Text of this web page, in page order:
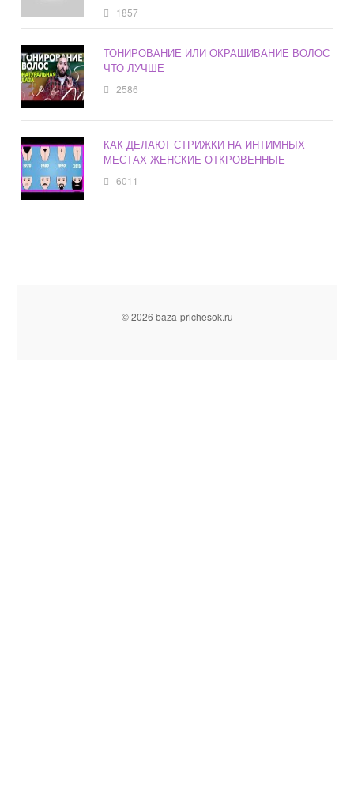
1857
ТОНИРОВАНИЕ ИЛИ ОКРАШИВАНИЕ ВОЛОС
ЧТО ЛУЧШЕ
2586
КАК ДЕЛАЮТ СТРИЖКИ НА ИНТИМНЫХ
МЕСТАХ ЖЕНСКИЕ ОТКРОВЕННЫЕ
6011
© 2026 baza-prichesok.ru